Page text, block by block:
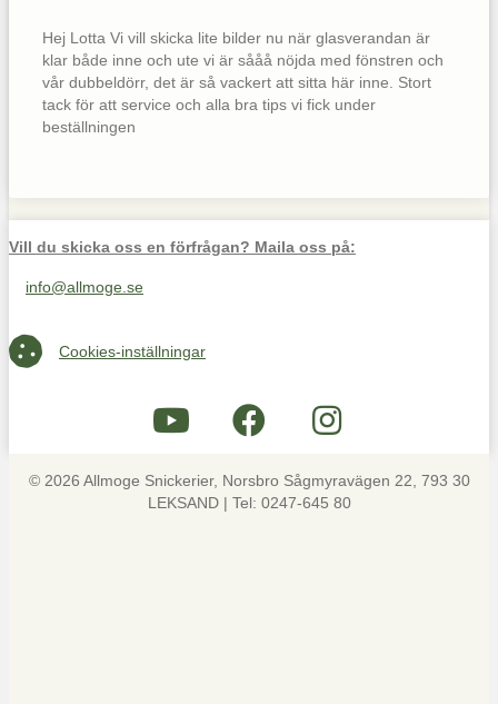
Hej Lotta Vi vill skicka lite bilder nu när glasverandan är
klar både inne och ute vi är sååå nöjda med fönstren och
vår dubbeldörr, det är så vackert att sitta här inne. Stort
tack för att service och alla bra tips vi fick under
beställningen
Vill du skicka oss en förfrågan? Maila oss på:
Maila oss på info@allmoge.se
info@allmoge.se
Cookies-inställningar
Cookies-inställningar
© 2026 Allmoge Snickerier, Norsbro Sågmyravägen 22, 793 30
LEKSAND | Tel: 0247-645 80